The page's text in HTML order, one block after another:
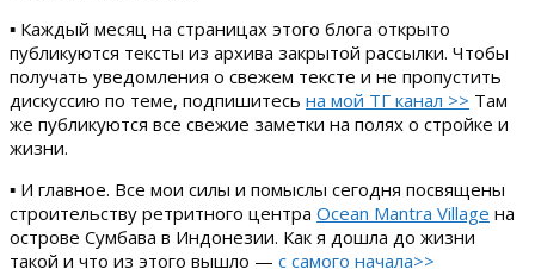
▪ Каждый месяц на страницах этого блога открыто
публикуются тексты из архива закрытой рассылки. Чтобы
получать уведомления о свежем тексте и не пропустить
дискуссию по теме, подпишитесь на мой ТГ канал >> Там
же публикуются все свежие заметки на полях о стройке и
жизни.
▪ И главное. Все мои силы и помыслы сегодня посвящены
строительству ретритного центра Ocean Mantra Village на
острове Сумбава в Индонезии. Как я дошла до жизни
такой и что из этого вышло — с самого начала>>